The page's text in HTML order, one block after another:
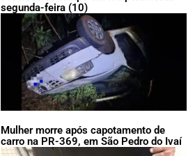
segunda-feira (10)
Mulher morre após capotamento de
carro na PR-369, em São Pedro do Ivaí